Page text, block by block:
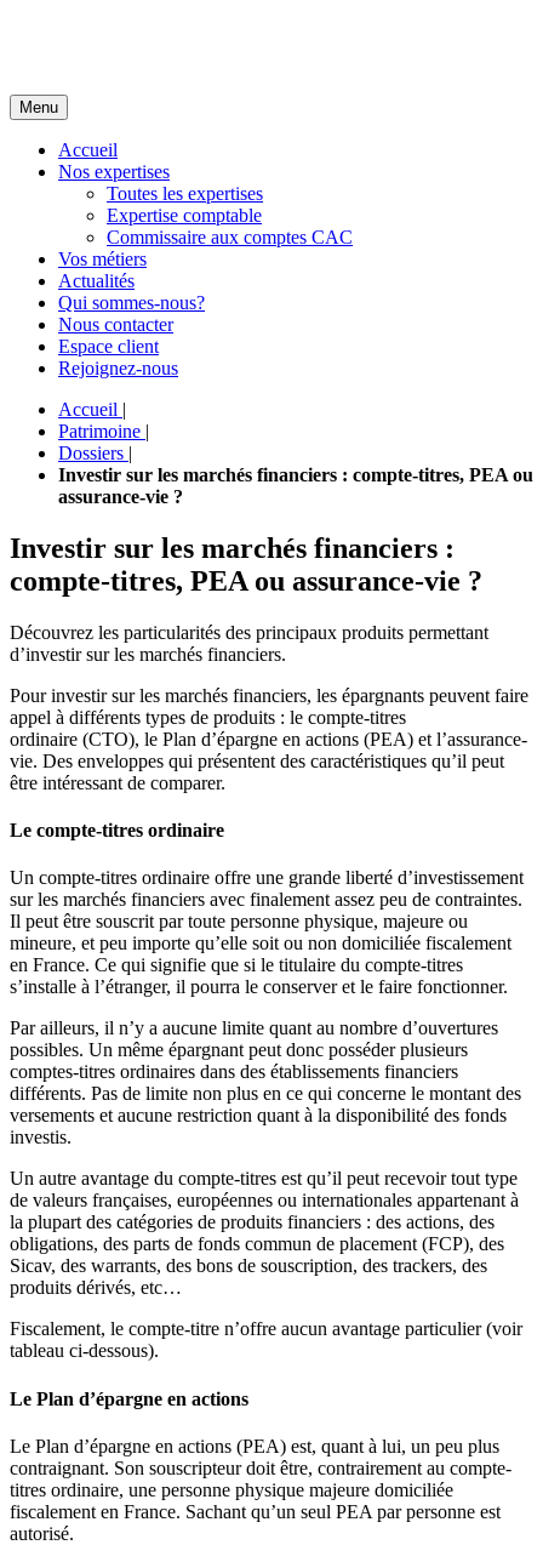
Menu
Accueil
Nos expertises
Toutes les expertises
Expertise comptable
Commissaire aux comptes CAC
Vos métiers
Actualités
Qui sommes-nous?
Nous contacter
Espace client
Rejoignez-nous
Accueil |
Patrimoine |
Dossiers |
Investir sur les marchés financiers : compte-titres, PEA ou
assurance-vie ?
Investir sur les marchés financiers :
compte-titres, PEA ou assurance-vie ?
Découvrez les particularités des principaux produits permettant
d’investir sur les marchés financiers.
Pour investir sur les marchés financiers, les épargnants peuvent faire
appel à différents types de produits : le compte-titres
ordinaire (CTO), le Plan d’épargne en actions (PEA) et l’assurance-
vie. Des enveloppes qui présentent des caractéristiques qu’il peut
être intéressant de comparer.
Le compte-titres ordinaire
Un compte-titres ordinaire offre une grande liberté d’investissement
sur les marchés financiers avec finalement assez peu de contraintes.
Il peut être souscrit par toute personne physique, majeure ou
mineure, et peu importe qu’elle soit ou non domiciliée fiscalement
en France. Ce qui signifie que si le titulaire du compte-titres
s’installe à l’étranger, il pourra le conserver et le faire fonctionner.
Par ailleurs, il n’y a aucune limite quant au nombre d’ouvertures
possibles. Un même épargnant peut donc posséder plusieurs
comptes-titres ordinaires dans des établissements financiers
différents. Pas de limite non plus en ce qui concerne le montant des
versements et aucune restriction quant à la disponibilité des fonds
investis.
Un autre avantage du compte-titres est qu’il peut recevoir tout type
de valeurs françaises, européennes ou internationales appartenant à
la plupart des catégories de produits financiers : des actions, des
obligations, des parts de fonds commun de placement (FCP), des
Sicav, des warrants, des bons de souscription, des trackers, des
produits dérivés, etc…
Fiscalement, le compte-titre n’offre aucun avantage particulier (voir
tableau ci-dessous).
Le Plan d’épargne en actions
Le Plan d’épargne en actions (PEA) est, quant à lui, un peu plus
contraignant. Son souscripteur doit être, contrairement au compte-
titres ordinaire, une personne physique majeure domiciliée
fiscalement en France. Sachant qu’un seul PEA par personne est
autorisé.